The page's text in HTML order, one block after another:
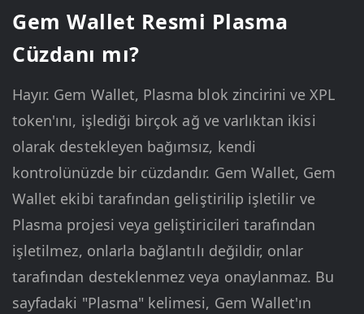
Gem Wallet Resmi Plasma
Cüzdanı mı?
Hayır. Gem Wallet, Plasma blok zincirini ve XPL
token'ını, işlediği birçok ağ ve varlıktan ikisi
olarak destekleyen bağımsız, kendi
kontrolünüzde bir cüzdandır. Gem Wallet, Gem
Wallet ekibi tarafından geliştirilip işletilir ve
Plasma projesi veya geliştiricileri tarafından
işletilmez, onlarla bağlantılı değildir, onlar
tarafından desteklenmez veya onaylanmaz. Bu
sayfadaki "Plasma" kelimesi, Gem Wallet'ın